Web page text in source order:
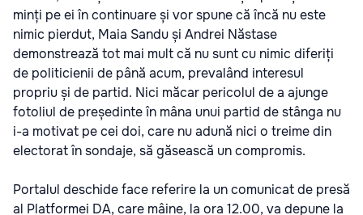
minți pe ei în continuare și vor spune că încă nu este
nimic pierdut, Maia Sandu și Andrei Năstase
demonstrează tot mai mult că nu sunt cu nimic diferiți
de politicienii de până acum, prevalând interesul
propriu și de partid. Nici măcar pericolul de a ajunge
fotoliul de președinte în mâna unui partid de stânga nu
i-a motivat pe cei doi, care nu adună nici o treime din
electorat în sondaje, să găsească un compromis.
Portalul deschide face referire la un comunicat de presă
al Platformei DA, care mâine, la ora 12.00, va depune la